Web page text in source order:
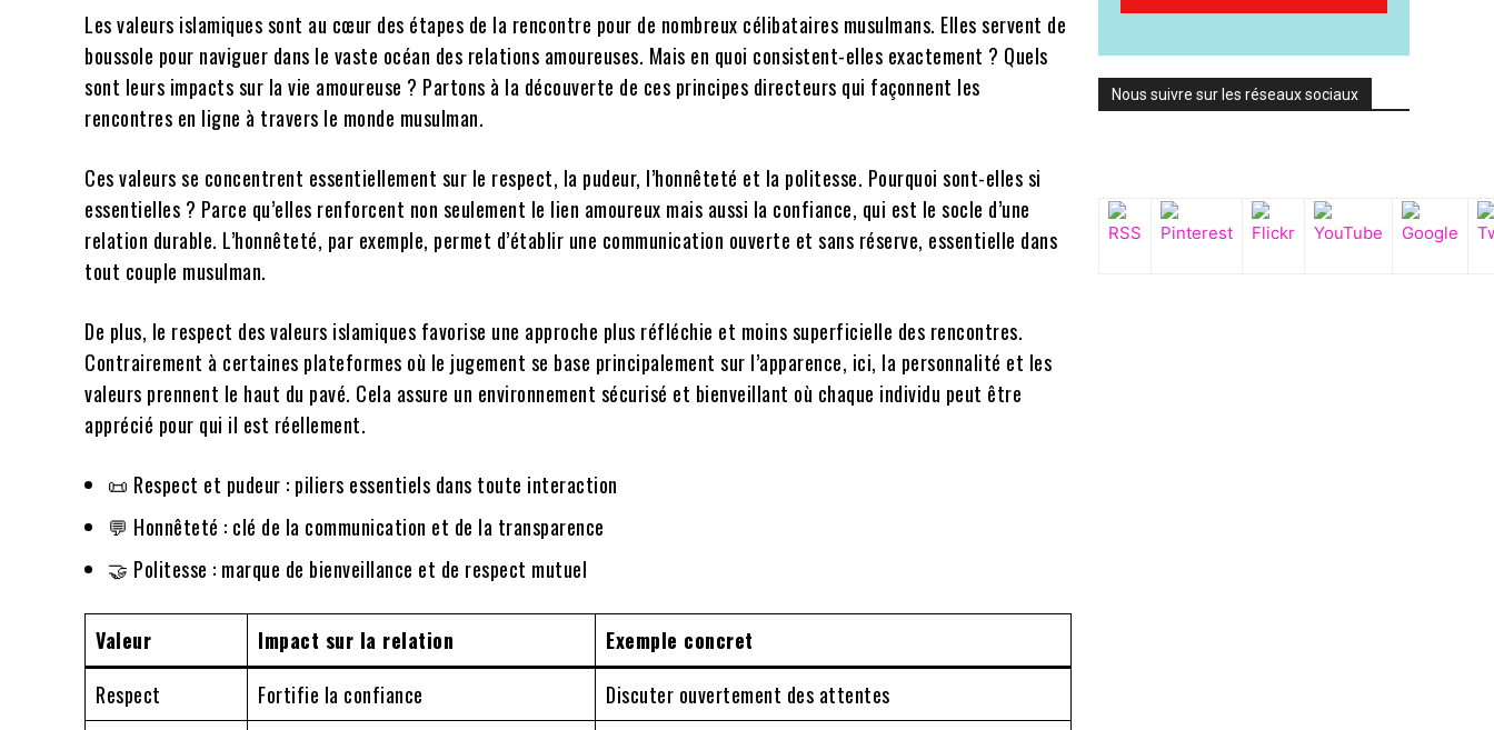
Les valeurs islamiques sont au cœur des étapes de la rencontre pour de nombreux célibataires musulmans. Elles servent de
boussole pour naviguer dans le vaste océan des relations amoureuses. Mais en quoi consistent-elles exactement ? Quels
sont leurs impacts sur la vie amoureuse ? Partons à la découverte de ces principes directeurs qui façonnent les
rencontres en ligne à travers le monde musulman.
Ces valeurs se concentrent essentiellement sur le respect, la pudeur, l’honnêteté et la politesse. Pourquoi sont-elles si
essentielles ? Parce qu’elles renforcent non seulement le lien amoureux mais aussi la confiance, qui est le socle d’une
relation durable. L’honnêteté, par exemple, permet d’établir une communication ouverte et sans réserve, essentielle dans
tout couple musulman.
De plus, le respect des valeurs islamiques favorise une approche plus réfléchie et moins superficielle des rencontres.
Contrairement à certaines plateformes où le jugement se base principalement sur l’apparence, ici, la personnalité et les
valeurs prennent le haut du pavé. Cela assure un environnement sécurisé et bienveillant où chaque individu peut être
apprécié pour qui il est réellement.
📜 Respect et pudeur : piliers essentiels dans toute interaction
💬 Honnêteté : clé de la communication et de la transparence
🤝 Politesse : marque de bienveillance et de respect mutuel
Valeur Impact sur la relation
Exemple concret
Respect
Fortifie la confiance
Discuter ouvertement des attentes
Nous suivre sur les réseaux sociaux